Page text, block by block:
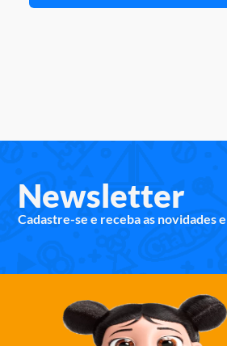
Newsletter
Cadastre-se e receba as novidades